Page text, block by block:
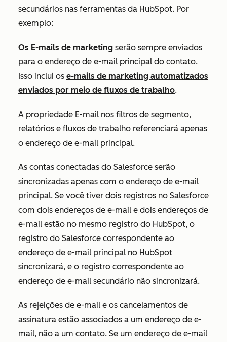
secundários nas ferramentas da HubSpot. Por
exemplo:
Os E-mails de marketing serão sempre enviados
para o endereço de e-mail principal do contato.
Isso inclui os e-mails de marketing automatizados
enviados por meio de fluxos de trabalho.
A propriedade E-mail nos filtros de segmento,
relatórios e fluxos de trabalho referenciará apenas
o endereço de e-mail principal.
As contas conectadas do Salesforce serão
sincronizadas apenas com o endereço de e-mail
principal. Se você tiver dois registros no Salesforce
com dois endereços de e-mail e dois endereços de
e-mail estão no mesmo registro do HubSpot, o
registro do Salesforce correspondente ao
endereço de e-mail principal no HubSpot
sincronizará, e o registro correspondente ao
endereço de e-mail secundário não sincronizará.
As rejeições de e-mail e os cancelamentos de
assinatura estão associados a um endereço de e-
mail, não a um contato. Se um endereço de e-mail